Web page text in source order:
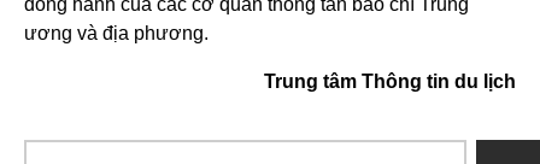
đồng hành của các cơ quan thông tấn báo chí Trung
ương và địa phương.
Trung tâm Thông tin du lịch